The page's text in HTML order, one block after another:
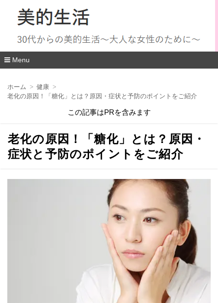
Menu
移
ホーム
健康
老化の原因！「糖化」とは？原因・症状と予防のポイントをご紹介
この記事はPRを含みます
老化の原因！「糖化」とは？原因・
症状と予防のポイントをご紹介